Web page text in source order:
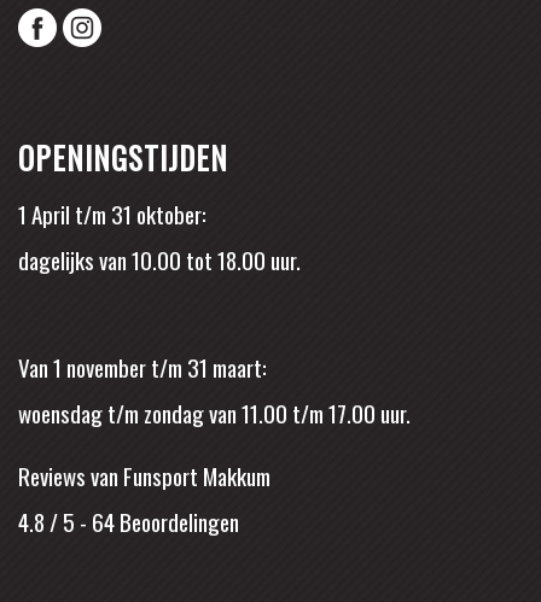
OPENINGSTIJDEN
1 April t/m 31 oktober:
dagelijks van 10.00 tot 18.00 uur.
Van 1 november t/m 31 maart:
woensdag t/m zondag van 11.00 t/m 17.00 uur.
Reviews van Funsport Makkum
4.8 / 5 - 64Beoordelingen